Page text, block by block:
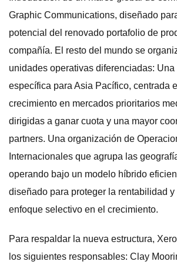
Graphic Communications, diseñado
potencial del renovado portafolio de
compañía. El resto del mundo se
unidades operativas diferenciadas:
específica para Asia Pacífico, centrada
crecimiento en mercados prioritarios
dirigidas a ganar cuota y una mayor
partners. Una organización de
Internacionales que agrupa las
operando bajo un modelo híbrido
diseñado para proteger la rentabilidad y
enfoque selectivo en el crecimiento.
Para respaldar la nueva estructura,
los siguientes responsables: Clay